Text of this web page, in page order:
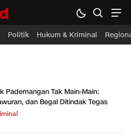
Indonesia
Politik Hukum & Kriminal
Pademangan Tak Main-Main:
dan Begal Ditindak Tegas